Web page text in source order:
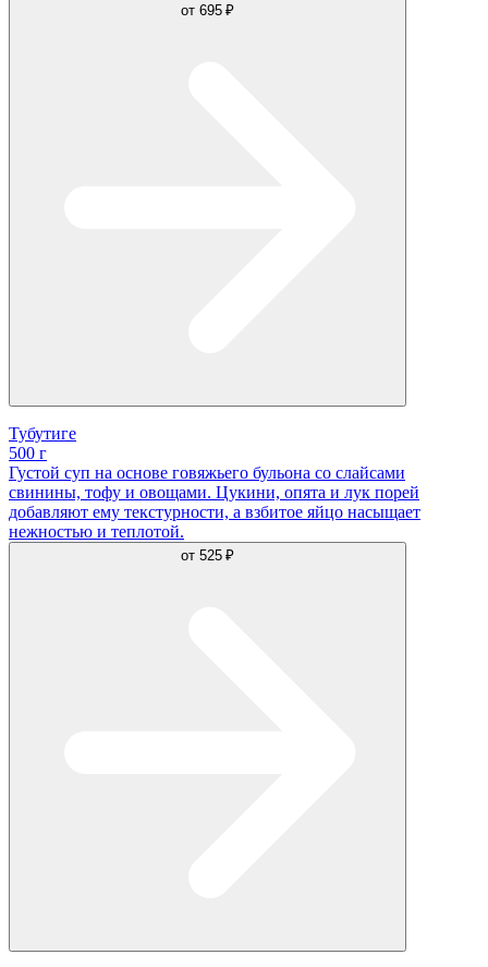
от 695 ₽
Тубутиге
500 г
Густой суп на основе говяжьего бульона со слайсами
свинины, тофу и овощами. Цукини, опята и лук порей
добавляют ему текстурности, а взбитое яйцо насыщает
нежностью и теплотой.
от 525 ₽